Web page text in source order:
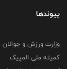
پیوندها
وزارت ورزش و جوانان
کمیته ملی المپیک